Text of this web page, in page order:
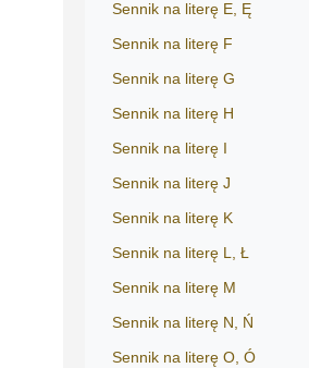
Sennik na literę E, Ę
Sennik na literę F
Sennik na literę G
Sennik na literę H
Sennik na literę I
Sennik na literę J
Sennik na literę K
Sennik na literę L, Ł
Sennik na literę M
Sennik na literę N, Ń
Sennik na literę O, Ó